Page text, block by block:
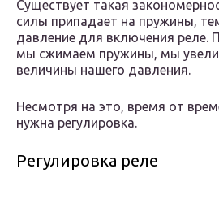
Существует такая
силы припадает на пружины,
давление для включения реле.
мы сжимаем пружины, мы
величины нашего давления.
Несмотря на это, время от
нужна регулировка.
Регулировка реле